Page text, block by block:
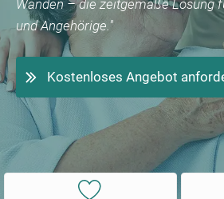
Wänden – die zeitgemäße Lösung
und Angehörige."
Kostenloses Angebot